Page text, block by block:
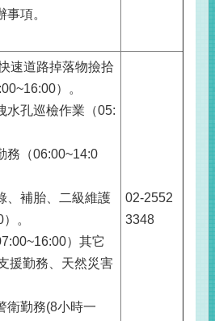
項。
速道路掉落物撿拾
）。
水孔巡檢作業（05:
務（06:00~14:0
、補胎、二級維護
。
）其它
援勤務、天然災害
衛勤務(8小時一
02-2552
3348